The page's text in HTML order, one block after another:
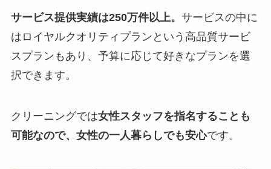
サービス提供実績は250万件以上。 サービスの中に
はロイヤルクオリティプランという高品質サービ
スプランもあり、予算に応じて好きなプランを選
択できます。
クリーニングでは女性スタッフを指名することも
可能なので、女性の一人暮らしでも安心です。